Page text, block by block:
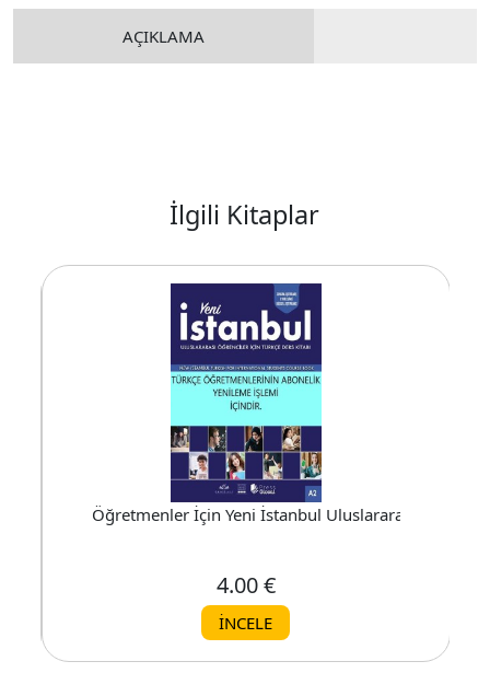
AÇIKLAMA
İlgili Kitaplar
Eğitim Seti Türkçe A1 (12 Ay)
Öğretmenler İçin Yeni İstanbul Uluslararası Eğitim
4.00 €
İNCELE